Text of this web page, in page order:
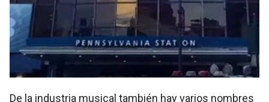
De la industria musical también hay varios nombres